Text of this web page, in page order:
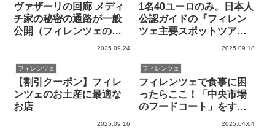
ヴァザーリの回廊 メディ
チ家の秘密の通路が一般
公開（フィレンツェの観
2025.09.24
1名40ユーロのみ。日本人
公認ガイドの『フィレン
ツェ主要スポットツア
2025.09.18
フィレンツェ
【割引クーポン】フィレ
ンツェのお土産に最適な
お店
2025.09.16
フィレンツェ
フィレンツェで食事に困
ったらここ！「中央市場
のフードコート」をすべ
2025.04.04